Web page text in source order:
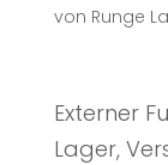
von Runge
Externer
Lager,